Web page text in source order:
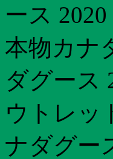
ース
本物カナ
ダグース
ウトレッ
ナダグー